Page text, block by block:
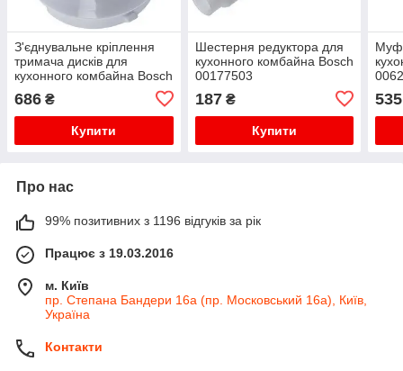
З'єднувальне кріплення
тримача дисків для
кухонного комбайна Bosch
686 ₴
Купити
Шестерня редуктора для
кухонного комбайна Bosch
00177503
187₴
Купити
535
Про нас
99% позитивних з 1196 відгуків за рік
Працює з 19.03.2016
м. Київ
пр. Степана Бандери 16а (пр. Московський 16а), Київ,
Україна
Контакти